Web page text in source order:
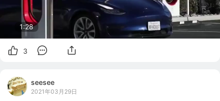
1:28
3
seesee
2021年03月29日